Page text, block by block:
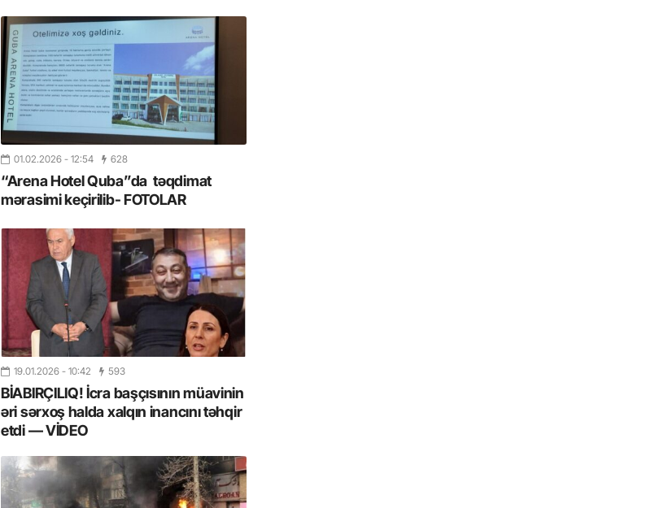
01.02.2026 - 12:54 628
“Arena Hotel Quba”da təqdimat
mərasimi keçirilib- FOTOLAR
19.01.2026 - 10:42 593
BİABIRÇILIQ! İcra başçısının müavinin
əri sərxoş halda xalqın inancını təhqir
etdi — VİDEO